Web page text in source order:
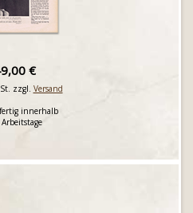
€
zzgl. Versand
innerhalb